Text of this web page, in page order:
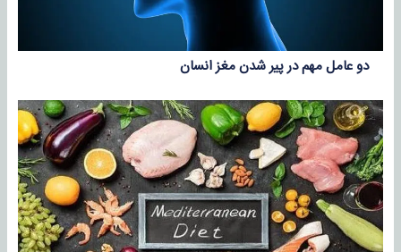
دو عامل مهم در پیر شدن مغز انسان